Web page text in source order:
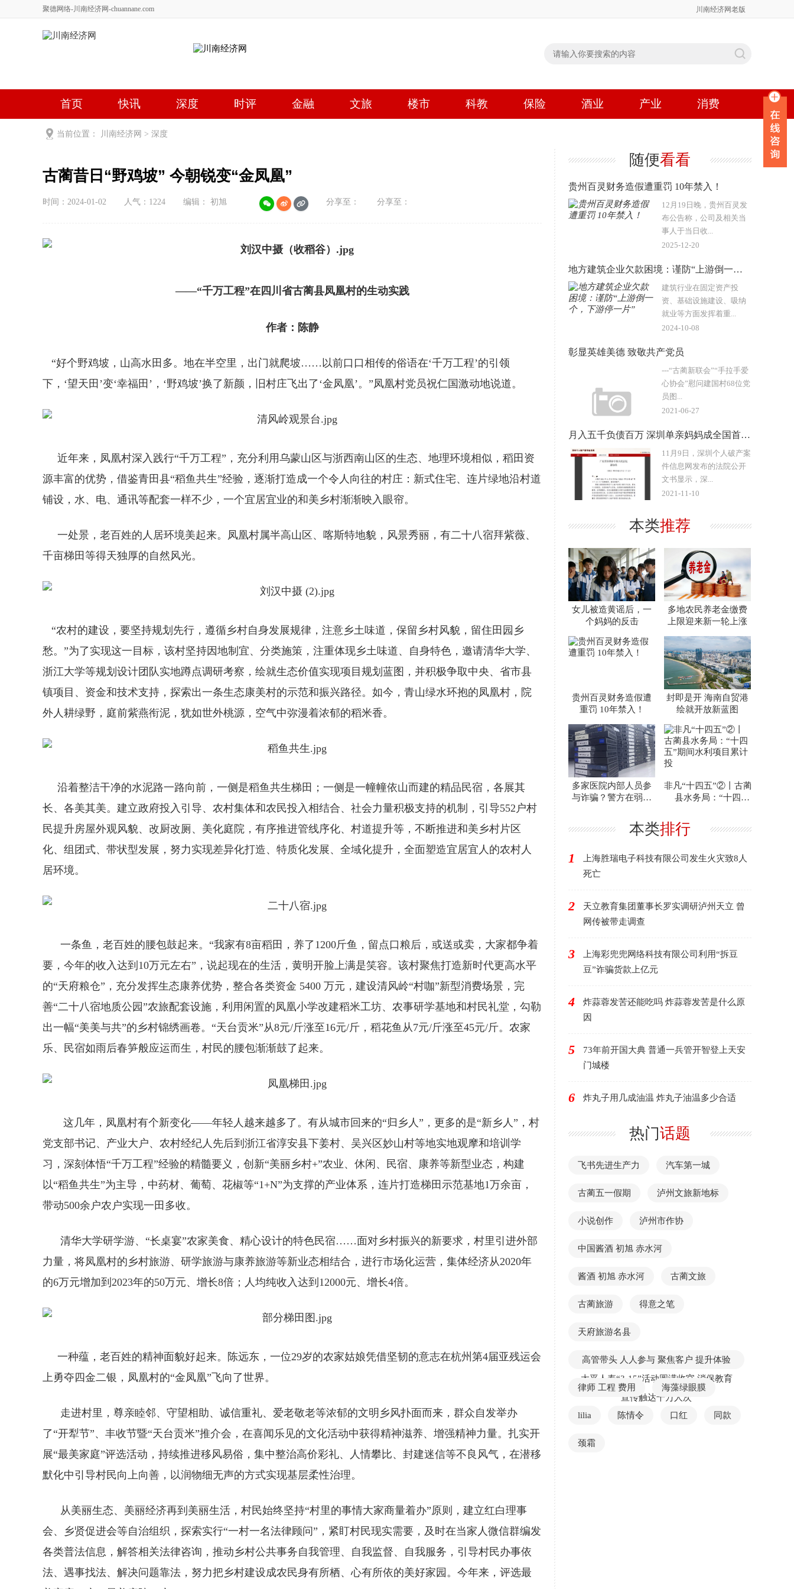
聚德网络-川南经济网-chuannane.com 川南经济网老版
首页 快讯 深度 时评 金融 文旅 楼市 科教 保险 酒业 产业 消费
健康 文艺
当前位置： 川南经济网 > 深度
古蔺昔日“野鸡坡” 今朝锐变“金凤凰”
时间：2024-01-02 人气： 1224 编辑： 初旭 分享至： 分享至：
——“千万工程”在四川省古蔺县凤凰村的生动实践
作者：陈静
“好个野鸡坡，山高水田多。地在半空里，出门就爬坡……以前口口相传的俗语在‘千万工程’的引领
下，‘望天田’变‘幸福田’，‘野鸡坡’换了新颜，旧村庄飞出了‘金凤凰’。”凤凰村党员祝仁国激动地说道。
近年来，凤凰村深入践行“千万工程”，充分利用乌蒙山区与浙西南山区的生态、地理环境相似，稻田资
源丰富的优势，借鉴青田县“稻鱼共生”经验，逐渐打造成一个令人向往的村庄：新式住宅、连片绿地沿村道
铺设，水、电、通讯等配套一样不少，一个宜居宜业的和美乡村渐渐映入眼帘。
一处景，老百姓的人居环境美起来。凤凰村属半高山区、喀斯特地貌，风景秀丽，有二十八宿拜紫薇、
千亩梯田等得天独厚的自然风光。
“农村的建设，要坚持规划先行，遵循乡村自身发展规律，注意乡土味道，保留乡村风貌，留住田园乡
愁。”为了实现这一目标，该村坚持因地制宜、分类施策，注重体现乡土味道、自身特色，邀请清华大学、
浙江大学等规划设计团队实地蹲点调研考察，绘就生态价值实现项目规划蓝图，并积极争取中央、省市县
镇项目、资金和技术支持，探索出一条生态康美村的示范和振兴路径。如今，青山绿水环抱的凤凰村，院
外人耕绿野，庭前紫燕衔泥，犹如世外桃源，空气中弥漫着浓郁的稻米香。
沿着整洁干净的水泥路一路向前，一侧是稻鱼共生梯田；一侧是一幢幢依山而建的精品民宿，各展其
长、各美其美。建立政府投入引导、农村集体和农民投入相结合、社会力量积极支持的机制，引导552户村
民提升房屋外观风貌、改厨改厕、美化庭院，有序推进管线序化、村道提升等，不断推进和美乡村片区
化、组团式、带状型发展，努力实现差异化打造、特质化发展、全域化提升，全面塑造宜居宜人的农村人
居环境。
一条鱼，老百姓的腰包鼓起来。“我家有8亩稻田，养了1200斤鱼，留点口粮后，或送或卖，大家都争着
要，今年的收入达到10万元左右”，说起现在的生活，黄明开脸上满是笑容。该村聚焦打造新时代更高水平
的“天府粮仓”，充分发挥生态康养优势，整合各类资金 5400 万元，建设清风岭“村咖”新型消费场景，完
善“二十八宿地质公园”农旅配套设施，利用闲置的凤凰小学改建稻米工坊、农事研学基地和村民礼堂，勾勒
出一幅“美美与共”的乡村锦绣画卷。“天台贡米”从8元/斤涨至16元/斤，稻花鱼从7元/斤涨至45元/斤。农家
乐、民宿如雨后春笋般应运而生，村民的腰包渐渐鼓了起来。
这几年，凤凰村有个新变化——年轻人越来越多了。有从城市回来的“归乡人”，更多的是“新乡人”，村
党支部书记、产业大户、农村经纪人先后到浙江省淳安县下姜村、吴兴区妙山村等地实地观摩和培训学
习，深刻体悟“千万工程”经验的精髓要义，创新“美丽乡村+”农业、休闲、民宿、康养等新型业态，构建
以“稻鱼共生”为主导，中药材、葡萄、花椒等“1+N”为支撑的产业体系，连片打造梯田示范基地1万余亩，
带动500余户农户实现一田多收。
清华大学研学游、“长桌宴”农家美食、精心设计的特色民宿……面对乡村振兴的新要求，村里引进外部
力量，将凤凰村的乡村旅游、研学旅游与康养旅游等新业态相结合，进行市场化运营，集体经济从2020年
的6万元增加到2023年的50万元、增长8倍；人均纯收入达到12000元、增长4倍。
一种蕴，老百姓的精神面貌好起来。陈远东，一位29岁的农家姑娘凭借坚韧的意志在杭州第4届亚残运会
上勇夺四金二银，凤凰村的“金凤凰”飞向了世界。
走进村里，尊亲睦邻、守望相助、诚信重礼、爱老敬老等浓郁的文明乡风扑面而来，群众自发举办
了“开犁节”、丰收节暨“天台贡米”推介会，在喜闻乐见的文化活动中获得精神滋养、增强精神力量。扎实开
展“最美家庭”评选活动，持续推进移风易俗，集中整治高价彩礼、人情攀比、封建迷信等不良风气，在潜移
默化中引导村民向上向善，以润物细无声的方式实现基层柔性治理。
从美丽生态、美丽经济再到美丽生活，村民始终坚持“村里的事情大家商量着办”原则，建立红白理事
会、乡贤促进会等自治组织，探索实行“一村一名法律顾问”，紧盯村民现实需要，及时在当家人微信群编发
各类普法信息，解答相关法律咨询，推动乡村公共事务自我管理、自我监督、自我服务，引导村民办事依
法、遇事找法、解决问题靠法，努力把乡村建设成农民身有所栖、心有所依的美好家园。今年来，评选最
随便看看
贵州百灵财务造假遭重罚 10年禁入！
12月19日晚，贵州百灵发
布公告称，公司及相关当
事人于当日收...
2025-12-20
地方建筑企业欠款困境：谨防“上游倒一个，下游停一片”
建筑行业在固定资产投
资、基础设施建设、吸纳
就业等方面发挥着重...
2024-10-08
彰显英雄美德 致敬共产党员
---“古蔺新联会”“手拉手爱
心协会”慰问建国村68位党
员图...
2021-06-27
月入五千负债百万 深圳单亲妈妈成全国首个破产人
11月9日，深圳个人破产案
件信息网发布的法院公开
文书显示，深...
2021-11-10
本类推荐
女儿被造黄谣后，一
个妈妈的反击
多地农民养老金缴费
上限迎来新一轮上涨
贵州百灵财务造假遭
重罚 10年禁入！
封即是开 海南自贸港
绘就开放新蓝图
多家医院内部人员参
与诈骗？警方在弱电
非凡“十四五”②丨古蔺
县水务局：“十四
本类排行
1
上海胜瑞电子科技有限公司发生火灾致8人
死亡
2
天立教育集团董事长罗实调研泸州天立 曾
网传被带走调查
3
上海彩兜兜网络科技有限公司利用“拆豆
豆”诈骗货款上亿元
4
炸蒜蓉发苦还能吃吗 炸蒜蓉发苦是什么原
因
5
73年前开国大典 普通一兵管开智登上天安
门城楼
6 炸丸子用几成油温 炸丸子油温多少合适
热门话题
飞书先进生产力 汽车第一城
古蔺五一假期 泸州文旅新地标
小说创作 泸州市作协
中国酱酒 初旭 赤水河
酱酒 初旭 赤水河 古蔺文旅
古蔺旅游 得意之笔
天府旅游名县
高管带头 人人参与 聚焦客户 提升体验
太平人寿“3·15”活动圆满收官 消保教育
宣传触达千万人次
律师 工程 费用 海藻绿眼膜
lilia 陈情令 口红 同款
颈霜